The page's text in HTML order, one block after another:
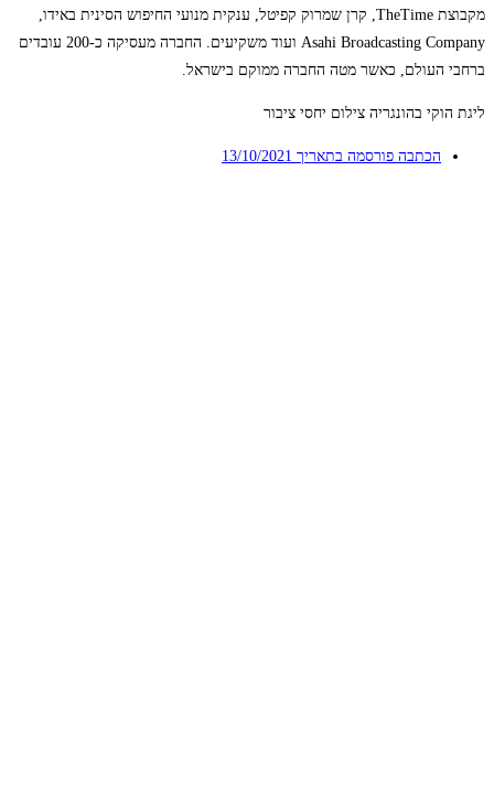
מקבוצת TheTime, קרן שמרוק קפיטל, ענקית מנועי החיפוש הסינית באידו,
Asahi Broadcasting Company ועוד משקיעים. החברה מעסיקה כ-200 עובדים
ברחבי העולם, כאשר מטה החברה ממוקם בישראל.
ליגת הוקי בהונגריה צילום יחסי ציבור
הכתבה פורסמה בתאריך 13/10/2021